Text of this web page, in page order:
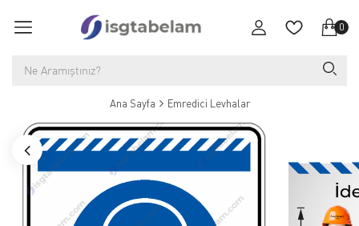
0
Ana Sayfa Emredici Levhalar